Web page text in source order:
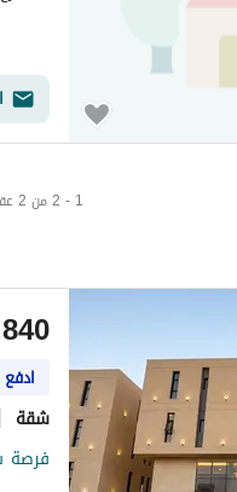
1 - 2 من 2 عقار
شقة